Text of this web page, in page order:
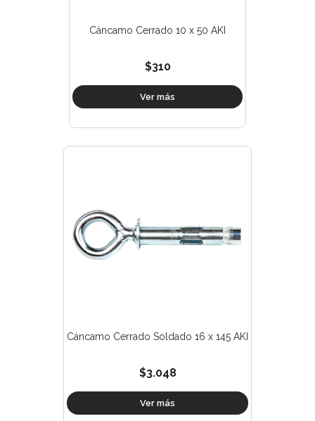
Cáncamo Cerrado 10 x 50 AKI
$310
Ver más
Cáncamo Cerrado Soldado 16 x 145 AKI
$3.048
Ver más